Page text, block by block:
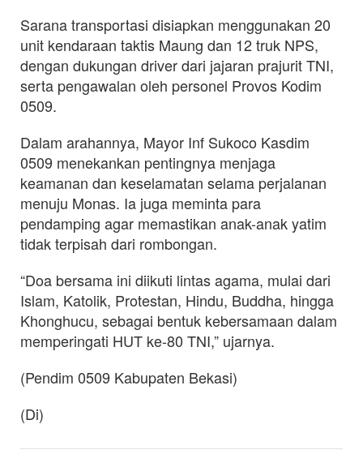
Sarana transportasi disiapkan menggunakan 20
unit kendaraan taktis Maung dan 12 truk NPS,
dengan dukungan driver dari jajaran prajurit TNI,
serta pengawalan oleh personel Provos Kodim
0509.
Dalam arahannya, Mayor Inf Sukoco Kasdim
0509 menekankan pentingnya menjaga
keamanan dan keselamatan selama perjalanan
menuju Monas. Ia juga meminta para
pendamping agar memastikan anak-anak yatim
tidak terpisah dari rombongan.
“Doa bersama ini diikuti lintas agama, mulai dari
Islam, Katolik, Protestan, Hindu, Buddha, hingga
Khonghucu, sebagai bentuk kebersamaan dalam
memperingati HUT ke-80 TNI,” ujarnya.
(Pendim 0509 Kabupaten Bekasi)
(Di)